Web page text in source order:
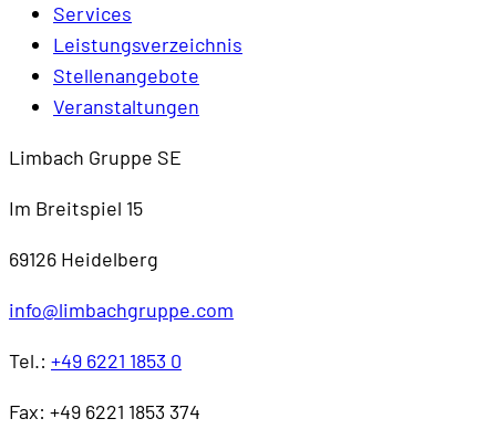
Services
Leistungsverzeichnis
Stellenangebote
Veranstaltungen
Limbach Gruppe SE
Im Breitspiel 15
69126 Heidelberg
info@limbachgruppe.com
Tel.: +49 6221 1853 0
Fax: +49 6221 1853 374